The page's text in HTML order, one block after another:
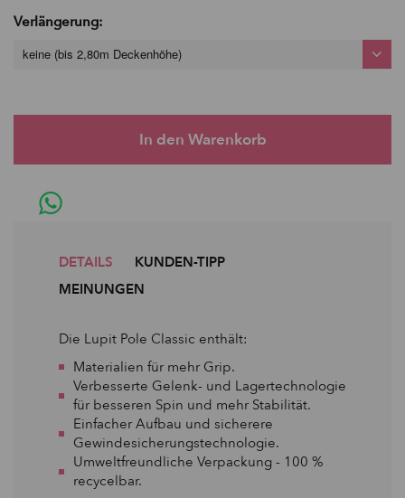
Verlängerung:
keine (bis 2,80m Deckenhöhe)
DETAILS
KUNDEN-TIPP
MEINUNGEN
Die Lupit Pole Classic enthält:
Materialien für mehr Grip.
Verbesserte Gelenk- und Lagertechnologie
für besseren Spin und mehr Stabilität.
Einfacher Aufbau und sicherere
Gewindesicherungstechnologie.
Umweltfreundliche Verpackung - 100 %
recycelbar.